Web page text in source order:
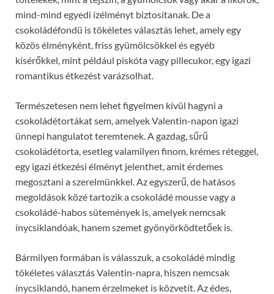
mind-mind egyedi ízélményt biztosítanak. De a
csokoládéfondü is tökéletes választás lehet, amely egy
közös élményként, friss gyümölcsökkel és egyéb
kísérőkkel, mint például piskóta vagy pillecukor, egy igazi
romantikus étkezést varázsolhat.
Természetesen nem lehet figyelmen kívül hagyni a
csokoládétortákat sem, amelyek Valentin-napon igazi
ünnepi hangulatot teremtenek. A gazdag, sűrű
csokoládétorta, esetleg valamilyen finom, krémes réteggel,
egy igazi étkezési élményt jelenthet, amit érdemes
megosztani a szerelmünkkel. Az egyszerű, de hatásos
megoldások közé tartozik a csokoládé mousse vagy a
csokoládé-habos sütemények is, amelyek nemcsak
ínycsiklandóak, hanem szemet gyönyörködtetőek is.
Bármilyen formában is válasszuk, a csokoládé mindig
tökéletes választás Valentin-napra, hiszen nemcsak
ínycsiklandó, hanem érzelmeket is közvetít. Az édes,